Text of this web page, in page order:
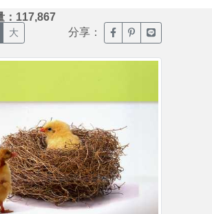
：117,867
大 分享： 臉書分享(另開新視窗)
噗浪分享(另開新
Line分享(另